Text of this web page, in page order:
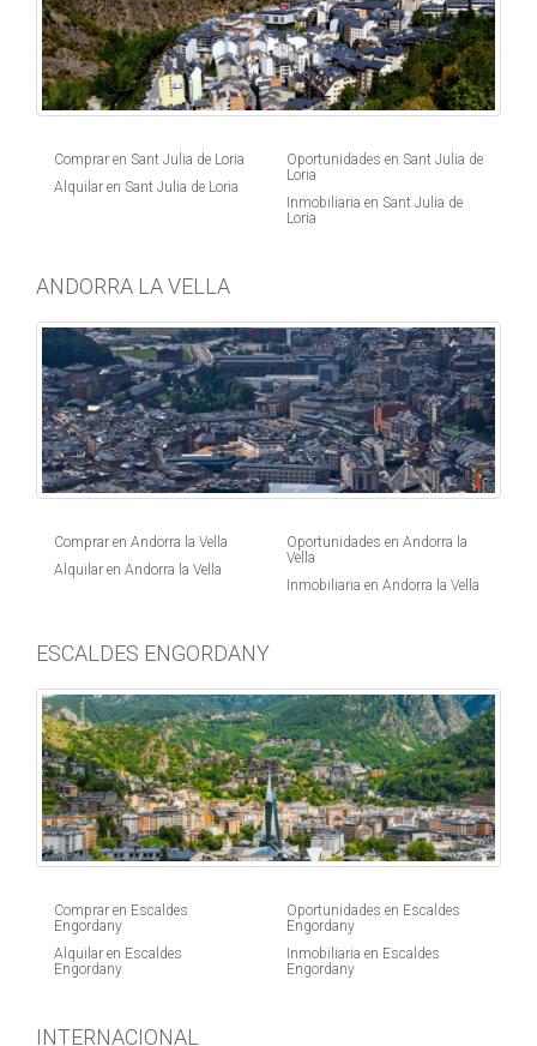
Comprar en Sant Julia de Loria
Alquilar en Sant Julia de Loria
Oportunidades en Sant Julia de
Loria
Inmobiliaria en Sant Julia de
Loria
ANDORRA LA VELLA
Comprar en Andorra la Vella
Alquilar en Andorra la Vella
Oportunidades en Andorra la
Vella
Inmobiliaria en Andorra la Vella
ESCALDES ENGORDANY
Comprar en Escaldes
Engordany
Alquilar en Escaldes
Engordany
Oportunidades en Escaldes
Engordany
Inmobiliaria en Escaldes
Engordany
INTERNACIONAL